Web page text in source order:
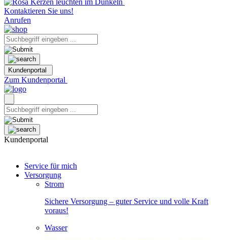
Kontaktieren Sie uns!
Anrufen
Kundenportal
Zum Kundenportal
Kundenportal
Service für mich
Versorgung
Strom
Sichere Versorgung – guter Service und volle Kraft
voraus!
Wasser